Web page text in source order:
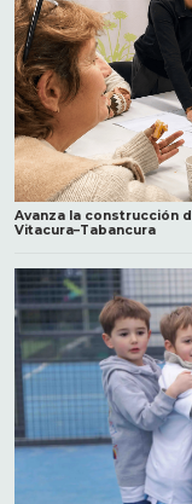
Avanza la construcción
Vitacura–Tabancura